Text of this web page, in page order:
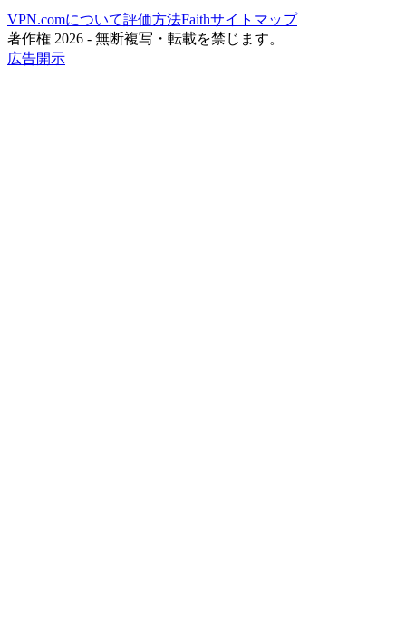
VPN.comについて評価方法Faithサイトマップ
著作権 2026 - 無断複写・転載を禁じます。
広告開示